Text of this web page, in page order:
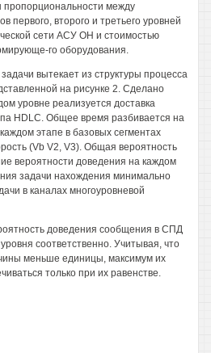
пропорциональности между
первого, второго и третьего уровней
сети АСУ ОН и стоимостью
го оборудования.
вытекает из структуры процесса
на рисунке 2. Сделано
уровне реализуется доставка
HDLC. Общее время разбивается на
этапе в базовых сегментах
(Vb V2, V3). Общая вероятность
вероятности доведения на каждом
задачи нахождения минимально
в каналах многоуровневой
доведения сообщения в СПД
соответственно. Учитывая, что
меньше единицы, максимум их
только при их равенстве.